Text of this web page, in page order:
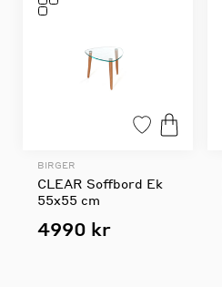
BIRGER
CLEAR Soffbord Ek
55x55 cm
4990 kr